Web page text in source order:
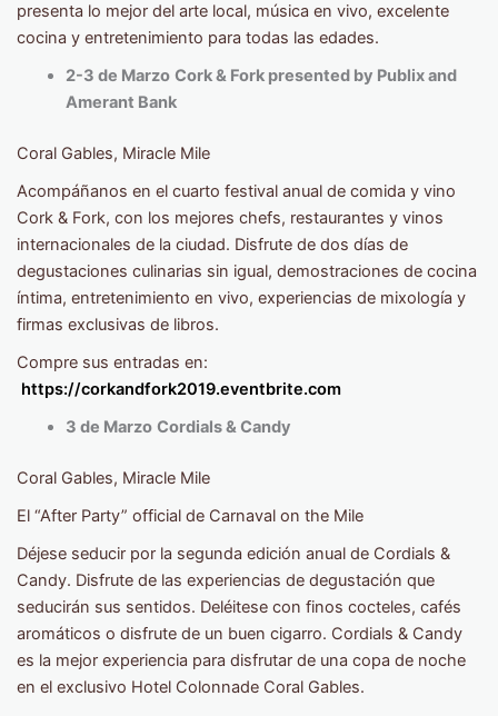
presenta lo mejor del arte local, música en vivo, excelente
cocina y entretenimiento para todas las edades.
2-3 de Marzo Cork & Fork presented by Publix and
Amerant Bank
Coral Gables, Miracle Mile
Acompáñanos en el cuarto festival anual de comida y vino
Cork & Fork, con los mejores chefs, restaurantes y vinos
internacionales de la ciudad. Disfrute de dos días de
degustaciones culinarias sin igual, demostraciones de cocina
íntima, entretenimiento en vivo, experiencias de mixología y
firmas exclusivas de libros.
Compre sus entradas en:
https://corkandfork2019.eventbrite.com
3 de Marzo Cordials & Candy
Coral Gables, Miracle Mile
El “After Party” official de Carnaval on the Mile
Déjese seducir por la segunda edición anual de Cordials &
Candy. Disfrute de las experiencias de degustación que
seducirán sus sentidos. Deléitese con finos cocteles, cafés
aromáticos o disfrute de un buen cigarro. Cordials & Candy
es la mejor experiencia para disfrutar de una copa de noche
en el exclusivo Hotel Colonnade Coral Gables.